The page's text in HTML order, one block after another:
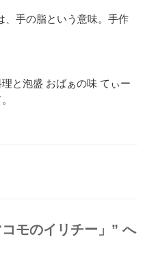
、手の脂という意味。手作
と泡盛 おばぁの味 てぃー
モのイリチー」” へ